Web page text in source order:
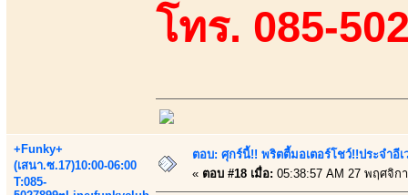
โทร. 085-
+Funky+
(เสนา.ซ.17)10:00-06:00
T:085-
ตอบ: ศุกร์นี้!! พริตตี้มอเตอร์โชว์!!ประจำอี
« ตอบ #18 เมื่อ: 05:38:57 AM 27 พฤศจิก